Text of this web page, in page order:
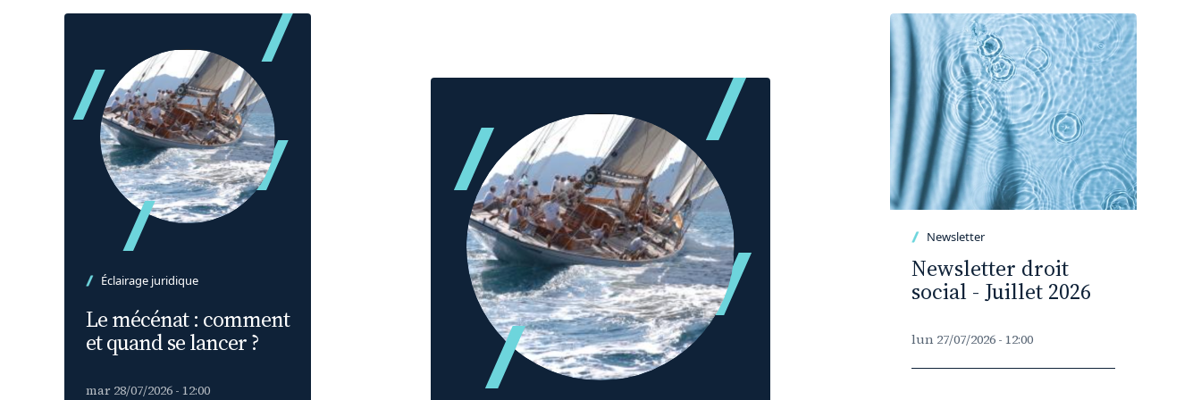
Éclairage juridique
Le mécénat : comment
et quand se lancer ?
mar 28/07/2026 - 12:00
Newsletter
Newsletter droit
social - Juillet 2026
lun 27/07/2026 - 12:00